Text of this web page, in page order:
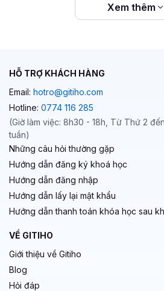
Xem thêm
HỖ TRỢ KHÁCH HÀNG
Email: hotro@gitiho.com
Hotline: 0774 116 285
(Giờ làm việc: 8h30 - 18h, Từ Thứ 2
tuần)
Những câu hỏi thường gặp
Hướng dẫn đăng ký khoá học
Hướng dẫn đăng nhập
Hướng dẫn lấy lại mật khẩu
Hướng dẫn thanh toán khóa học sau
VỀ GITIHO
Giới thiệu về Gitiho
Blog
Hỏi đáp